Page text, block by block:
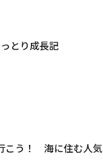
とり成長記
こう！ 海に住む人気